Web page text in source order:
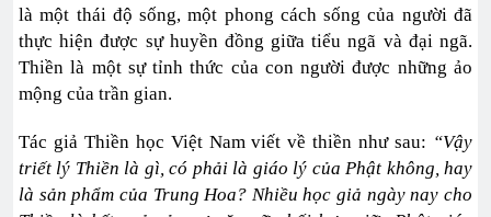
là một thái độ sống, một phong cách sống của người đã
thực hiện được sự huyền đồng giữa tiểu ngã và đại ngã.
Thiền là một sự tỉnh thức của con người được những ảo
mộng của trần gian.
Tác giả Thiền học Việt Nam viết về thiền như sau: “Vậy
triết lý Thiền là gì, có phải là giáo lý của Phật không, hay
là sản phẩm của Trung Hoa? Nhiều học giả ngày nay cho